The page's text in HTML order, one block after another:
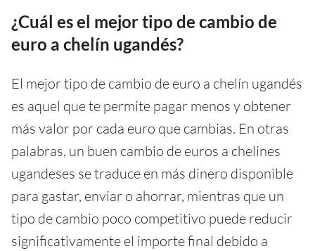
¿Cuál es el mejor tipo de cambio de
euro a chelín ugandés?
El mejor tipo de cambio de euro a chelín ugandés
es aquel que te permite pagar menos y obtener
más valor por cada euro que cambias. En otras
palabras, un buen cambio de euros a chelines
ugandeses se traduce en más dinero disponible
para gastar, enviar o ahorrar, mientras que un
tipo de cambio poco competitivo puede reducir
significativamente el importe final debido a